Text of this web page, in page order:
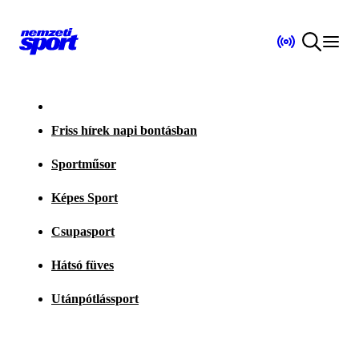
Friss hírek napi bontásban
Sportműsor
Képes Sport
Csupasport
Hátsó füves
Utánpótlássport